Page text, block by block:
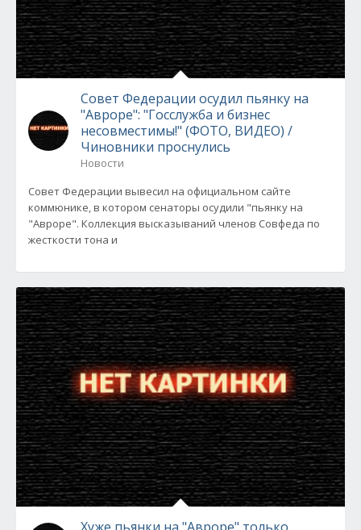
Совет Федерации осудил пьянку на
"Авроре": "Госслужба и бизнес
несовместимы!" (ФОТО, ВИДЕО) /
Чиновники проснулись
Новости
Совет Федерации вывесил на официальном сайте
коммюнике, в котором сенаторы осудили "пьянку на
"Авроре". Коллекция высказываний членов Совфеда по
жесткости тона и